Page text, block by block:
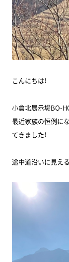
こんにちは！
小倉北展示場BO-
最近家族の恒例に
てきました！
途中道沿いに見え